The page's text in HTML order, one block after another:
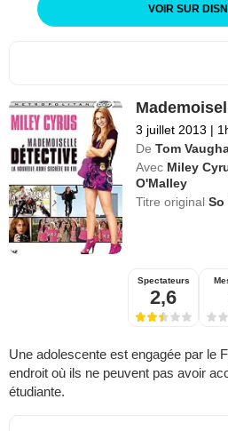
VOIR SUR
3 juillet 2013 |
De Tom
Avec Miley
O'Malley
Titre originalSo
Spectateurs
2,6
Une adolescente est engagée par le
endroit où ils ne peuvent pas avoir
étudiante.